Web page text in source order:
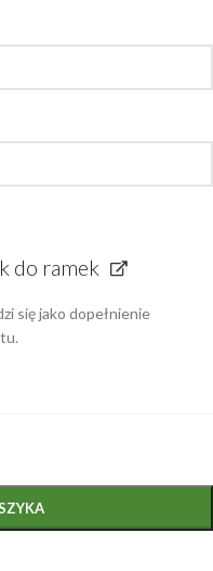
do ramek
się jako dopełnienie